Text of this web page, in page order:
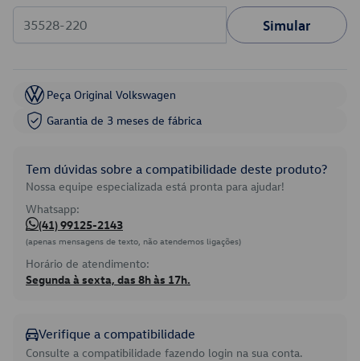
Simular
Peça Original Volkswagen
Garantia de 3 meses de fábrica
Tem dúvidas sobre a compatibilidade deste produto?
Nossa equipe especializada está pronta para ajudar!
Whatsapp:
(41) 99125-2143
(apenas mensagens de texto, não atendemos ligações)
Horário de atendimento:
Segunda à sexta, das 8h às 17h.
Verifique a compatibilidade
Consulte a compatibilidade fazendo login na sua conta.